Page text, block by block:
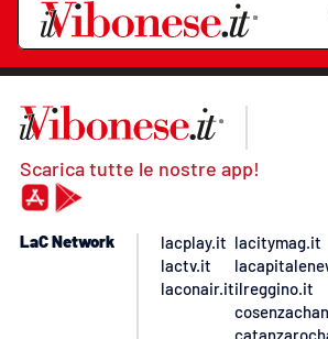
Scarica tutte le nostre app!
LaC Network
lacplay.it
lactv.it
laconair.it
lacitymag.it
ilreggino.it